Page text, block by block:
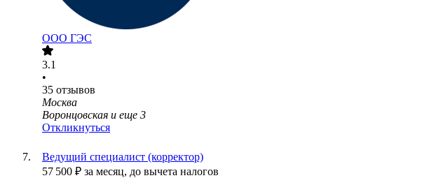
ООО ГЭС
3.1
•
35 отзывов
Москва
Воронцовская и еще 3
Откликнуться
Ведущий специалист (корректор)
57 500 ₽ за месяц, до вычета налогов